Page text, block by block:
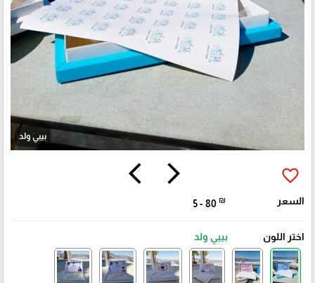
بيبي ولد
arrow_forward_ios
arrow_back_ios favorite_border
السعر 5 - 80 ₪
اختر اللون بيبي ولد